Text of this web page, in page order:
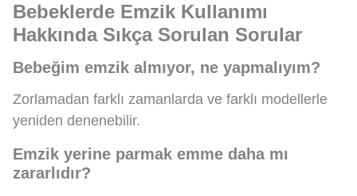
Bebeklerde Emzik Kullanımı
Hakkında Sıkça Sorulan Sorular
Bebeğim emzik almıyor, ne yapmalıyım?
Zorlamadan farklı zamanlarda ve farklı modellerle
yeniden denenebilir.
Emzik yerine parmak emme daha mı
zararlıdır?